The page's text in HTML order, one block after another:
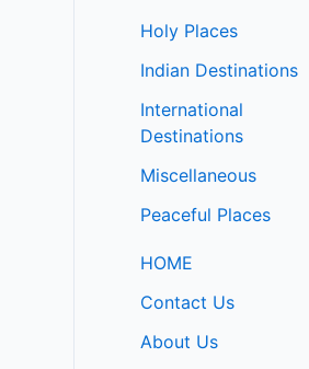
Holy Places
Indian Destinations
International
Destinations
Miscellaneous
Peaceful Places
HOME
Contact Us
About Us